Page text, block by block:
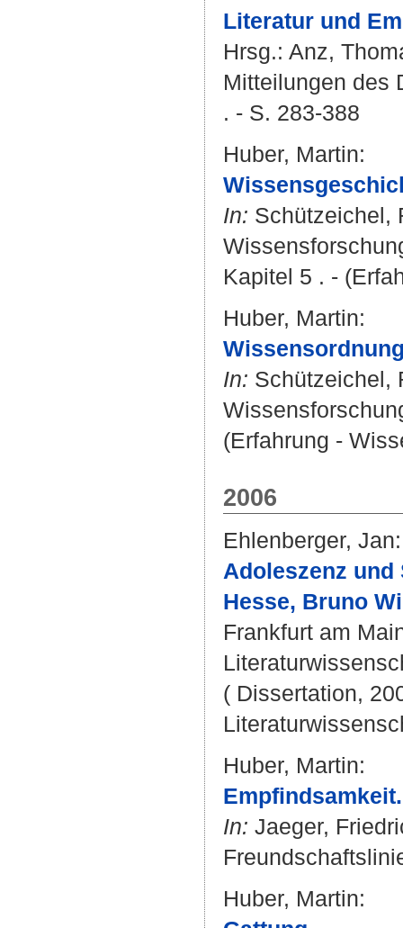
Literatur und
Hrsg.: Anz,
Mitteilungen des
. - S. 283-388
Huber, Martin:
In: Schützeichel,
Kapitel 5 . -
Huber, Martin:
In: Schützeichel,
(Erfahrung -
2006
Ehlenberger, Jan:
Adoleszenz
Hesse, Bruno
Frankfurt am
( Dissertation,
Huber, Martin:
Empfindsamkeit.
In: Jaeger,
Huber, Martin: